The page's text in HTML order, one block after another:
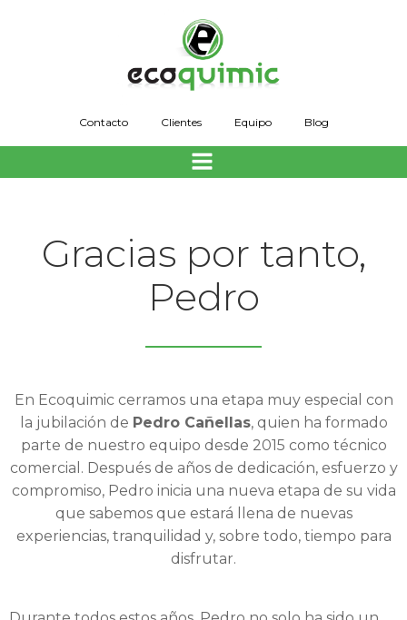
al
contenido
Contacto Clientes Equipo Blog
Gracias por tanto,
Pedro
En Ecoquimic cerramos una etapa muy especial con
la jubilación de Pedro Cañellas, quien ha formado
parte de nuestro equipo desde 2015 como técnico
comercial. Después de años de dedicación, esfuerzo y
compromiso, Pedro inicia una nueva etapa de su vida
que sabemos que estará llena de nuevas
experiencias, tranquilidad y, sobre todo, tiempo para
disfrutar.